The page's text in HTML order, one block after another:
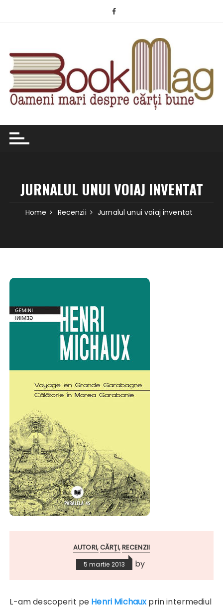
JURNALUL UNUI VOIAJ INVENTAT
Home Recenzii Jurnalul unui voiaj inventat
AUTORI CĂRŢI RECENZII
5 martie 2013 by
L-am descoperit pe Henri Michaux prin intermediul